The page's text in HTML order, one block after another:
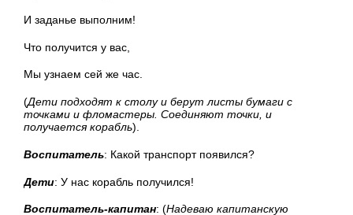
И заданье выполним!
Что получится у вас,
Мы узнаем сей же час.
(Дети подходят к столу и берут листы бумаги с
точками и фломастеры. Соединяют точки, и
получается корабль).
Воспитатель: Какой транспорт появился?
Дети: У нас корабль получился!
Воспитатель-капитан: (Надеваю капитанскую